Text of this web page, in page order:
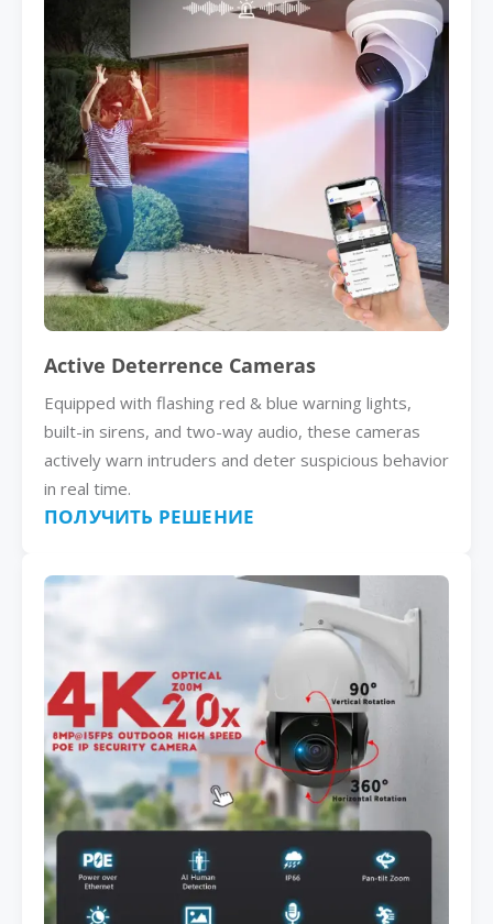
Active Deterrence Cameras
Equipped with flashing red & blue warning lights,
built-in sirens, and two-way audio, these cameras
actively warn intruders and deter suspicious behavior
in real time.
ПОЛУЧИТЬ РЕШЕНИЕ